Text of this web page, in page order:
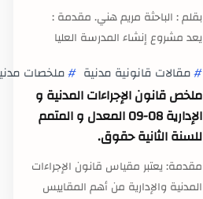
بقلم : الباحثة مريم هني. مقدمة :
يعد مشروع إنشاء المدرسة العليا
مقالات قانونية مدنية ملخصات
ملخص قانون الإجراءات المدنية و
الإدارية 08-09 المعدل و المتمم
للسنة الثانية حقوق.
مقدمة: يعتبر مقياس قانون الإجراءات
المدنية والإدارية من أهم المقاييس